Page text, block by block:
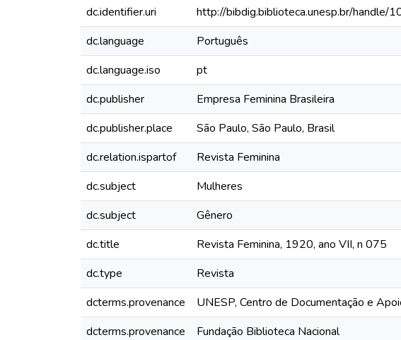
dc.identifier.uri
http://bibdig.biblioteca.unesp.br/handle/
dc.language
Português
dc.language.iso
pt
dc.publisher
Empresa Feminina Brasileira
dc.publisher.place
São Paulo, São Paulo, Brasil
dc.relation.ispartof
Revista Feminina
dc.subject
Mulheres
dc.subject
Gênero
dc.title
Revista Feminina, 1920, ano VII, n 075
dc.type
Revista
dcterms.provenance
UNESP, Centro de Documentação e
dcterms.provenance
Fundação Biblioteca Nacional